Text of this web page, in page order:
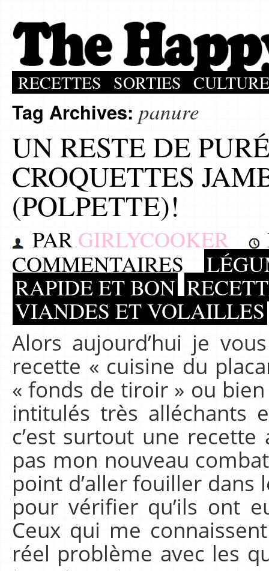
RECETTES SORTIES CULTURE
Tag Archives: panure
UN RESTE DE
CROQUETTES
(POLPETTE)!
PAR GIRLYCOOKER
COMMENTAIRES
RAPIDE ET BON
VIANDES ET VOLAILLES
Alors aujourd’hui je
recette « cuisine du
« fonds de tiroir » ou
intitulés très alléchants
c’est surtout une recette
pas mon nouveau
point d’aller fouiller dans
pour vérifier qu’ils ont
Ceux qui me
réel problème avec les